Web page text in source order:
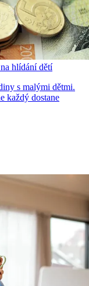
hlídání dětí
s malými dětmi.
každý dostane